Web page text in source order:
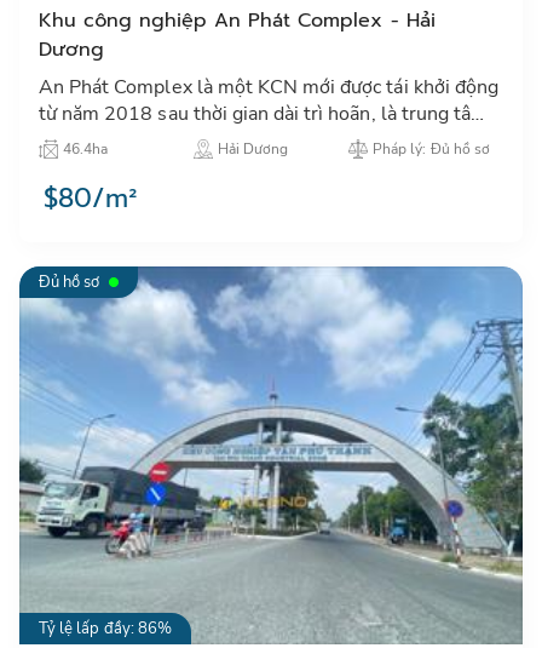
Khu công nghiệp An Phát Complex - Hải
Dương
An Phát Complex là một KCN mới được tái khởi động
từ năm 2018 sau thời gian dài trì hoãn, là trung tâm
thu hút đầu tư công nghiệp tại khu vực thành phố Hải
Dươn…
46.4ha Hải Dương Pháp lý: Đủ hồ sơ
$80/m²
Đủ hồ sơ
Tỷ lệ lấp đầy: 86%